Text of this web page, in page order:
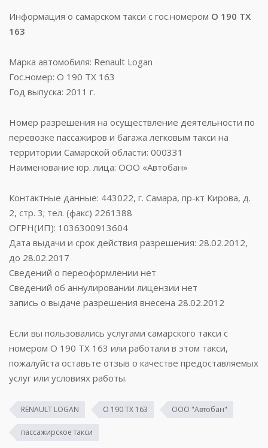
Информация о самарском такси с гос.номером О 190 ТХ
163
Марка автомобиля: Renault Logan
Гос.номер: О 190 ТХ 163
Год выпуска: 2011 г.
Номер разрешения на осуществление деятельности по
перевозке пассажиров и багажа легковым такси на
территории Самарской области: 000331
Наименование юр. лица: ООО «Автобан»
Контактные данные: 443022, г. Самара, пр-кт Кирова, д.
2, стр. 3; тел. (факс) 2261388
ОГРН(ИП): 1036300913604
Дата выдачи и срок действия разрешения: 28.02.2012,
до 28.02.2017
Сведений о переоформлении нет
Сведений об аннулировании лицензии нет
запись о выдаче разрешения внесена 28.02.2012
Если вы пользовались услугами самарского такси с
номером О 190 ТХ 163 или работали в этом такси,
пожалуйста оставьте отзыв о качестве предоставляемых
услуг или условиях работы.
RENAULT LOGAN О 190 ТХ 163 ООО "Автобан"
пассажирское такси